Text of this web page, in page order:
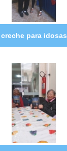
creche para idosas